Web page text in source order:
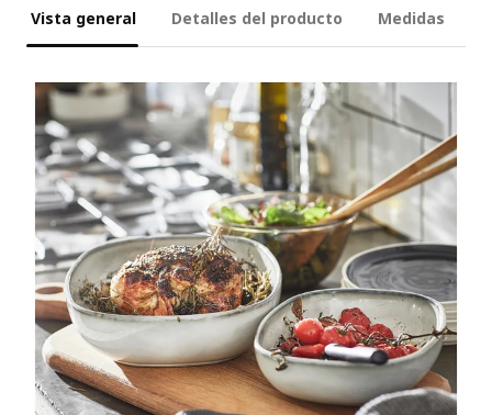
Vista general Detalles del producto Medidas